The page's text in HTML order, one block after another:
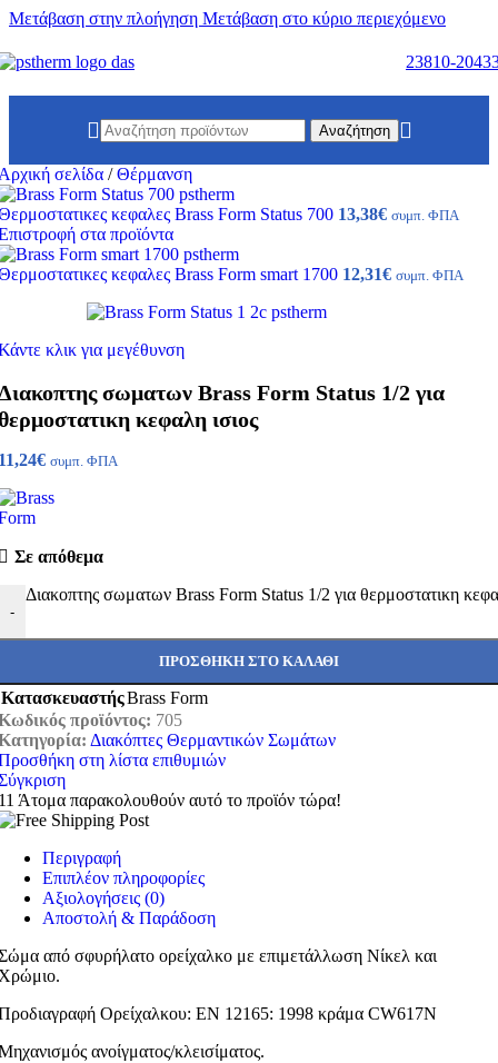
Μετάβαση στην πλοήγηση Μετάβαση στο κύριο περιεχόμενο
23810-
Αναζήτηση
σελίδα / Θέρμανση
κεφαλες Brass Form Status 700 13,38€ συμπ. ΦΠΑ
στα προϊόντα
κεφαλες Brass Form smart 1700 12,31€ συμπ. ΦΠΑ
κλικ για μεγέθυνση
σωματων Brass Form Status 1/2 για
κεφαλη ισιος
€ συμπ. ΦΠΑ
Σε απόθεμα
-
Διακοπτης σωματων Brass Form Status 1/2 για θερμοστατικη
ΠΡΟΣΘΉΚΗ ΣΤΟ ΚΑΛΆΘΙ
ΚατασκευαστήςBrass Form
προϊόντος: 705
Διακόπτες Θερμαντικών Σωμάτων
στη λίστα επιθυμιών
Άτομα παρακολουθούν αυτό το προϊόν τώρα!
Περιγραφή
Επιπλέον πληροφορίες
Αξιολογήσεις (0)
Αποστολή & Παράδοση
από σφυρήλατο ορείχαλκο με επιμετάλλωση Νίκελ και
Ορείχαλκου: ΕΝ 12165: 1998 κράμα CW617N
ανοίγματος/κλεισίματος.